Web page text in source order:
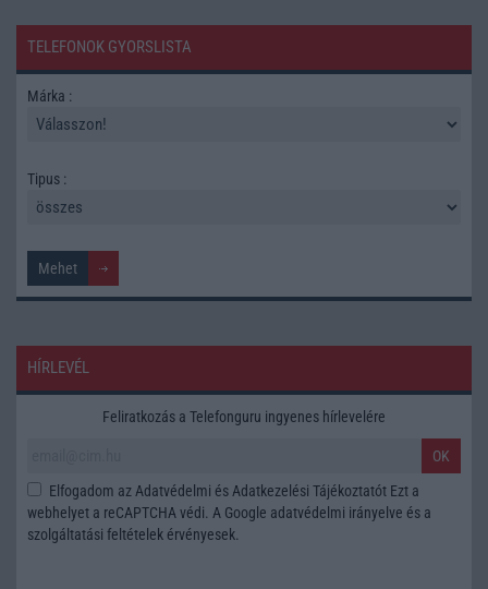
TELEFONOK GYORSLISTA
Márka :
Tipus :
HÍRLEVÉL
Feliratkozás a Telefonguru ingyenes hírlevelére
OK
Elfogadom azAdatvédelmi és Adatkezelési Tájékoztatót Ezt a
webhelyet a reCAPTCHA védi. A Google adatvédelmi irányelve és a
szolgáltatási feltételek érvényesek.